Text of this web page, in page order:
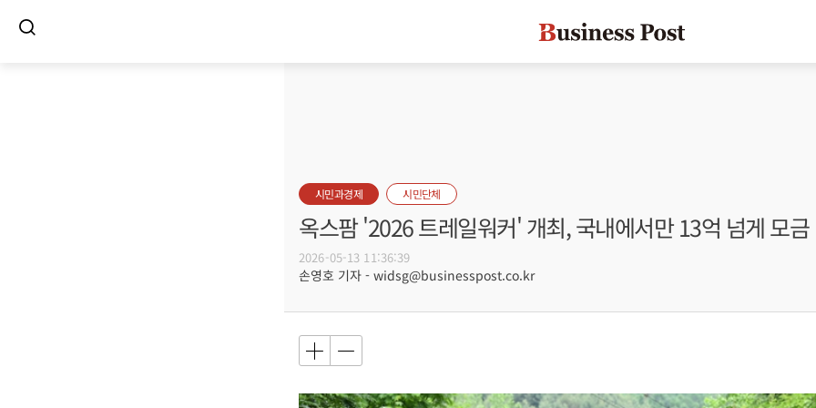
시민과경제 시민단체
옥스팜 '2026 트레일워커' 개최, 국내에서만 13억 넘게 모금
2026-05-13 11:36:39
손영호 기자 - widsg@businesspost.co.kr